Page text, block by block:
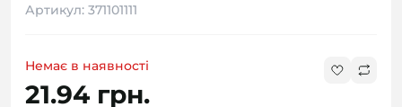
Артикул: 371101111
Немає в наявності
21.94 грн.